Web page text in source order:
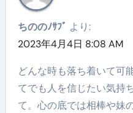
ちののﾉｻﾌﾞ より:
2023年4月4日 8:08 AM
どんな時も落ち着いて可
てでも人を信じたい気持
て。心の底では相棒や妹